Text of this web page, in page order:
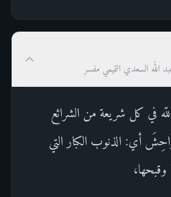
الله السعدي التميمي مفسر
في كل شريعة من الشرائع
أي: الذنوب الكبار التي